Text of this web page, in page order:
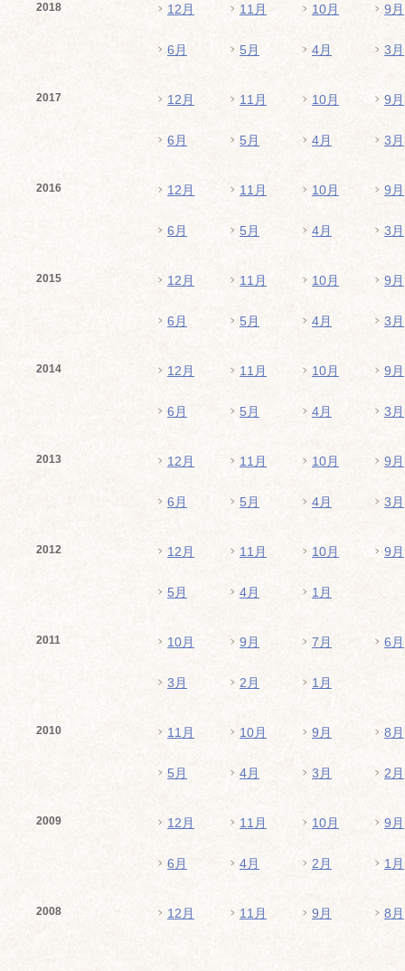
2018 12月 11月 10月 9月
6月 5月 4月 3月
2017 12月 11月 10月 9月
6月 5月 4月 3月
2016 12月 11月 10月 9月
6月 5月 4月 3月
2015 12月 11月 10月 9月
6月 5月 4月 3月
2014 12月 11月 10月 9月
6月 5月 4月 3月
2013 12月 11月 10月 9月
6月 5月 4月 3月
2012 12月 11月 10月 9月
5月 4月 1月
2011 10月 9月 7月 6月
3月 2月 1月
2010 11月 10月 9月 8月
5月 4月 3月 2月
2009 12月 11月 10月 9月
6月 4月 2月 1月
2008 12月 11月 9月 8月